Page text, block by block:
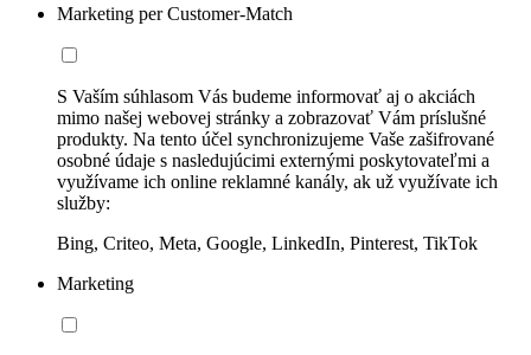
Marketing per Customer-Match
S Vaším súhlasom Vás budeme informovať aj o akciách
mimo našej webovej stránky a zobrazovať Vám príslušné
produkty. Na tento účel synchronizujeme Vaše zašifrované
osobné údaje s nasledujúcimi externými poskytovateľmi a
využívame ich online reklamné kanály, ak už využívate ich
služby:
Bing, Criteo, Meta, Google, LinkedIn, Pinterest, TikTok
Marketing